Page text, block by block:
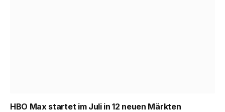
HBO Max startet im Juli in 12 neuen Märkten